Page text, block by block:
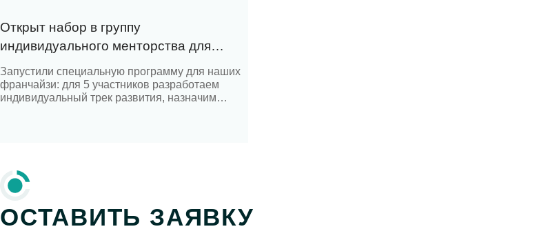
Открыт набор в группу
индивидуального менторства для
начинающих предпринимателей
Запустили специальную программу для наших
франчайзи: для 5 участников разработаем
индивидуальный трек развития, назначим
ближайший поток. Программа включает: Это
отличный шанс не […]
ОСТАВИТЬ ЗАЯВКУ